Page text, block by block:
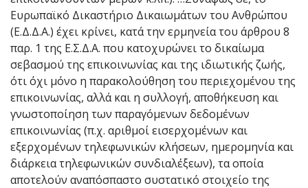
Ευρωπαϊκό Δικαστήριο Δικαιωμάτων του Ανθρώπου
(Ε.Δ.Δ.Α.) έχει κρίνει, κατά την ερμηνεία του άρθρου 8
παρ. 1 της Ε.Σ.Δ.Α. που κατοχυρώνει το δικαίωμα
σεβασμού της επικοινωνίας και της ιδιωτικής ζωής,
ότι όχι μόνο η παρακολούθηση του περιεχομένου της
επικοινωνίας, αλλά και η συλλογή, αποθήκευση και
γνωστοποίηση των παραγόμενων δεδομένων
επικοινωνίας (π.χ. αριθμοί εισερχομένων και
εξερχομένων τηλεφωνικών κλήσεων, ημερομηνία και
διάρκεια τηλεφωνικών συνδιαλέξεων), τα οποία
αποτελούν αναπόσπαστο συστατικό στοιχείο της